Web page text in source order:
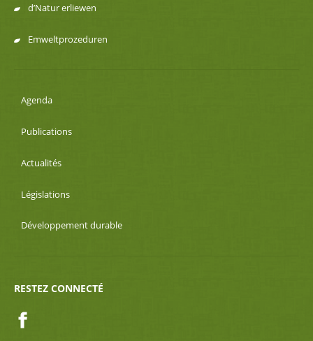
d’Natur erliewen
Emweltprozeduren
Agenda
Publications
Actualités
Législations
Développement durable
RESTEZ CONNECTÉ